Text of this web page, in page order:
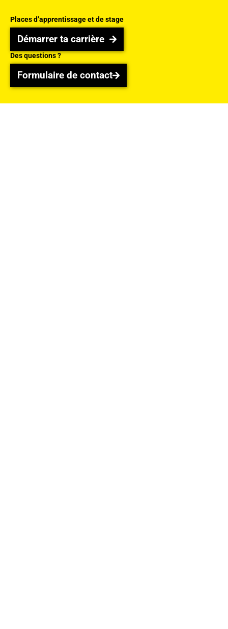
Places d’apprentissage et de stage
Démarrer ta carrière
Démarrer ta carrière
Des questions ?
Formulaire de contact